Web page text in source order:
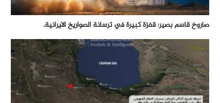
صاروخ قاسم بصير: قفزة كبيرة في ترسانة الصواريخ الايرانية.